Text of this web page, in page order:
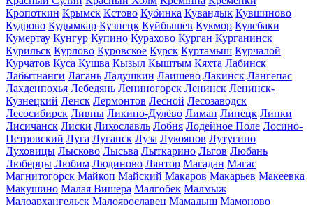
Кропоткин Крымск Кстово Кубинка Кувандык Кувшиново
Кудрово Кудымкар Кузнецк Куйбышев Кукмор Кулебаки
Кумертау Кунгур Купино Курахово Курган Курганинск
Курильск Курлово Куровское Курск Куртамыш Курчалой
Курчатов Куса Кушва Кызыл Кыштым Кяхта Лабинск
Лабытнанги Лагань Ладушкин Лаишево Лакинск Лангепас
Лахденпохья Лебедянь Лениногорск Ленинск Ленинск-
Кузнецкий Ленск Лермонтов Лесной Лесозаводск
Лесосибирск Ливны Ликино-Дулёво Лиман Липецк Липки
Лисичанск Лиски Лихославль Лобня Лодейное Поле Лосино-
Петровский Луга Луганск Луза Лукоянов Лутугино
Луховицы Лысково Лысьва Лыткарино Льгов Любань
Люберцы Любим Людиново Лянтор Магадан Магас
Магнитогорск Майкоп Майский Макаров Макарьев Макеевка
Макушино Малая Вишера Малгобек Малмыж
Малоархангельск Малоярославец Мамадыш Мамоново